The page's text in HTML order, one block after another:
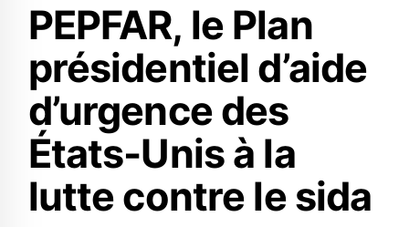
PEPFAR, le Plan
présidentiel d’aide
d’urgence des
États-Unis à la
lutte contre le sida